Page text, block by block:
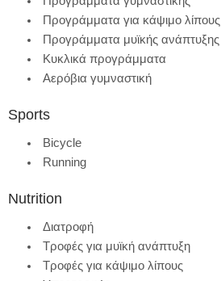
Προγράμματα για κάψιμο λίπους
Προγράμματα μυϊκής ανάπτυξης
Κυκλικά προγράμματα
Αερόβια γυμναστική
Sports
Bicycle
Running
Nutrition
Διατροφή
Τροφές για μυϊκή ανάπτυξη
Τροφές για κάψιμο λίπους